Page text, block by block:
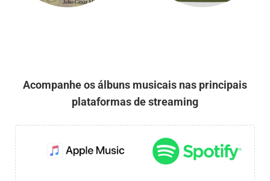
Acompanhe os álbuns musicais nas principais
plataformas de streaming